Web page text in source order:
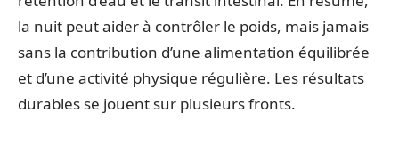
la nuit peut aider à contrôler le poids, mais jamais
sans la contribution d’une alimentation équilibrée
et d’une activité physique régulière. Les résultats
durables se jouent sur plusieurs fronts.